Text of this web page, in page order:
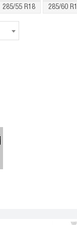
285/55 R18 285/60